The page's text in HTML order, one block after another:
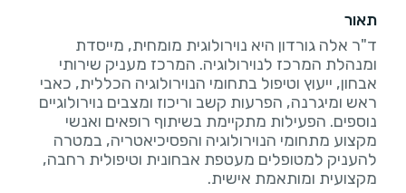
תאור
ד"ר אלה גורדון היא נוירולוגית מומחית, מייסדת
ומנהלת המרכז לנוירולוגיה. המרכז מעניק שירותי
אבחון, ייעוץ וטיפול בתחומי הנוירולוגיה הכללית, כאבי
ראש ומיגרנה, הפרעות קשב וריכוז ומצבים נוירולוגיים
נוספים. הפעילות מתקיימת בשיתוף רופאים ואנשי
מקצוע מתחומי הנוירולוגיה והפסיכיאטריה, במטרה
להעניק למטופלים מעטפת אבחונית וטיפולית רחבה,
מקצועית ומותאמת אישית.